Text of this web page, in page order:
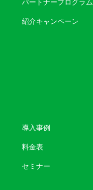
パートナープログラム
紹介キャンペーン
導入事例
料金表
セミナー